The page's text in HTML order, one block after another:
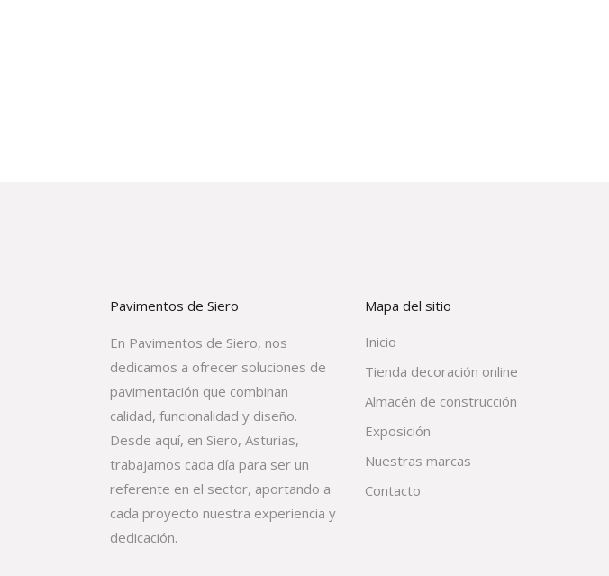
Pavimentos de Siero
En Pavimentos de Siero, nos
dedicamos a ofrecer soluciones de
pavimentación que combinan
calidad, funcionalidad y diseño.
Desde aquí, en Siero, Asturias,
trabajamos cada día para ser un
referente en el sector, aportando a
cada proyecto nuestra experiencia y
dedicación.
Mapa del sitio
Inicio
Tienda decoración online
Almacén de construcción
Exposición
Nuestras marcas
Contacto